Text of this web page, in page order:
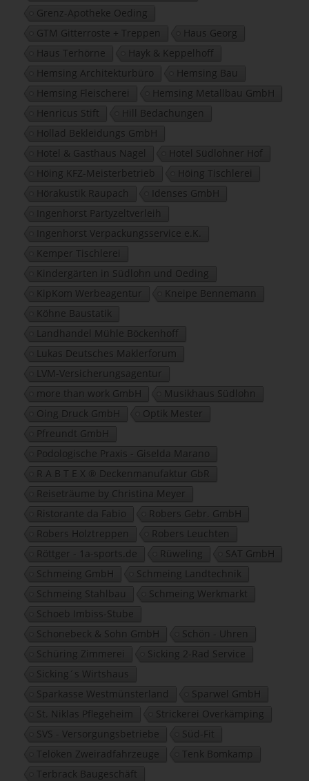
Grenz-Apotheke Oeding
GTM Gitterroste + Treppen
Haus Georg
Haus Terhörne
Hayk & Keppelhoff
Hemsing Architekturbüro
Hemsing Bau
Hemsing Fleischerei
Hemsing Metallbau GmbH
Henricus Stift
Hill Bedachungen
Hollad Bekleidungs GmbH
Hotel & Gasthaus Nagel
Hotel Südlohner Hof
Höing KFZ-Meisterbetrieb
Höing Tischlerei
Hörakustik Raupach
Idenses GmbH
Ingenhorst Partyzeltverleih
Ingenhorst Verpackungsservice e.K.
Kemper Tischlerei
Kindergärten in Südlohn und Oeding
KipKom Werbeagentur
Kneipe Bennemann
Köhne Baustatik
Landhandel Mühle Böckenhoff
Lukas Deutsches Maklerforum
LVM-Versicherungsagentur
more than work GmbH
Musikhaus Südlohn
Oing Druck GmbH
Optik Mester
Pfreundt GmbH
Podologische Praxis - Giselda Marano
R A B T E X ® Deckenmanufaktur GbR
Reiseträume by Christina Meyer
Ristorante da Fabio
Robers Gebr. GmbH
Robers Holztreppen
Robers Leuchten
Röttger - 1a-sports.de
Rüweling
SAT GmbH
Schmeing GmbH
Schmeing Landtechnik
Schmeing Stahlbau
Schmeing Werkmarkt
Schoeb Imbiss-Stube
Schonebeck & Sohn GmbH
Schön - Uhren
Schüring Zimmerei
Sicking 2-Rad Service
Sicking´s Wirtshaus
Sparkasse Westmünsterland
Sparwel GmbH
St. Niklas Pflegeheim
Strickerei Overkämping
SVS - Versorgungsbetriebe
Süd-Fit
Telöken Zweiradfahrzeuge
Tenk Bomkamp
Terbrack Baugeschäft